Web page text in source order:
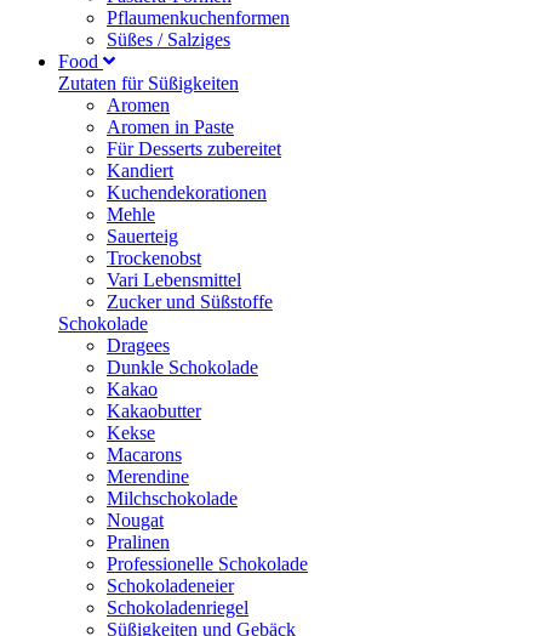
Pflaumenkuchenformen
Süßes / Salziges
Food
Zutaten für Süßigkeiten
Aromen
Aromen in Paste
Für Desserts zubereitet
Kandiert
Kuchendekorationen
Mehle
Sauerteig
Trockenobst
Vari Lebensmittel
Zucker und Süßstoffe
Schokolade
Dragees
Dunkle Schokolade
Kakao
Kakaobutter
Kekse
Macarons
Merendine
Milchschokolade
Nougat
Pralinen
Professionelle Schokolade
Schokoladeneier
Schokoladenriegel
Süßigkeiten und Gebäck